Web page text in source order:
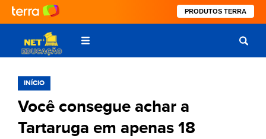
PRODUTOS TERRA
INÍCIO
Você consegue achar a
Tartaruga em apenas 18